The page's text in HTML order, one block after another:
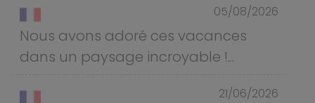
05/08/2026
Nous avons adoré ces vacances
dans un paysage incroyable !...
21/06/2026